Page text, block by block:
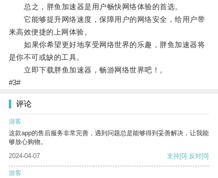
总之，胖鱼加速器是用户畅快网络体验的首选。
它能够提升网络速度，保障用户的网络安全，给用户带
来高效便捷的上网体验。
如果你希望更好地享受网络世界的乐趣，胖鱼加速器将
是你不可或缺的工具。
立即下载胖鱼加速器，畅游网络世界吧！。
#3#
评论
游客
这款app的售后服务非常完善，遇到问题总是能够得到妥善解决，让我能
够放心购物。
2024-04-07
支持[0] 反对[0]
游客